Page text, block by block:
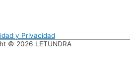
y Privacidad
© 2026 LETUNDRA